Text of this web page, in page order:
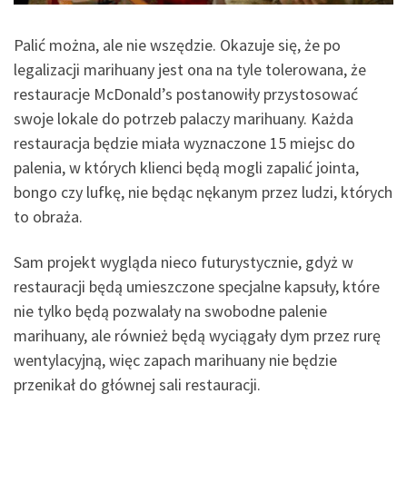
Palić można, ale nie wszędzie. Okazuje się, że po
legalizacji marihuany jest ona na tyle tolerowana, że
restauracje McDonald’s postanowiły przystosować
swoje lokale do potrzeb palaczy marihuany. Każda
restauracja będzie miała wyznaczone 15 miejsc do
palenia, w których klienci będą mogli zapalić jointa,
bongo czy lufkę, nie będąc nękanym przez ludzi, których
to obraża.
Sam projekt wygląda nieco futurystycznie, gdyż w
restauracji będą umieszczone specjalne kapsuły, które
nie tylko będą pozwalały na swobodne palenie
marihuany, ale również będą wyciągały dym przez rurę
wentylacyjną, więc zapach marihuany nie będzie
przenikał do głównej sali restauracji.